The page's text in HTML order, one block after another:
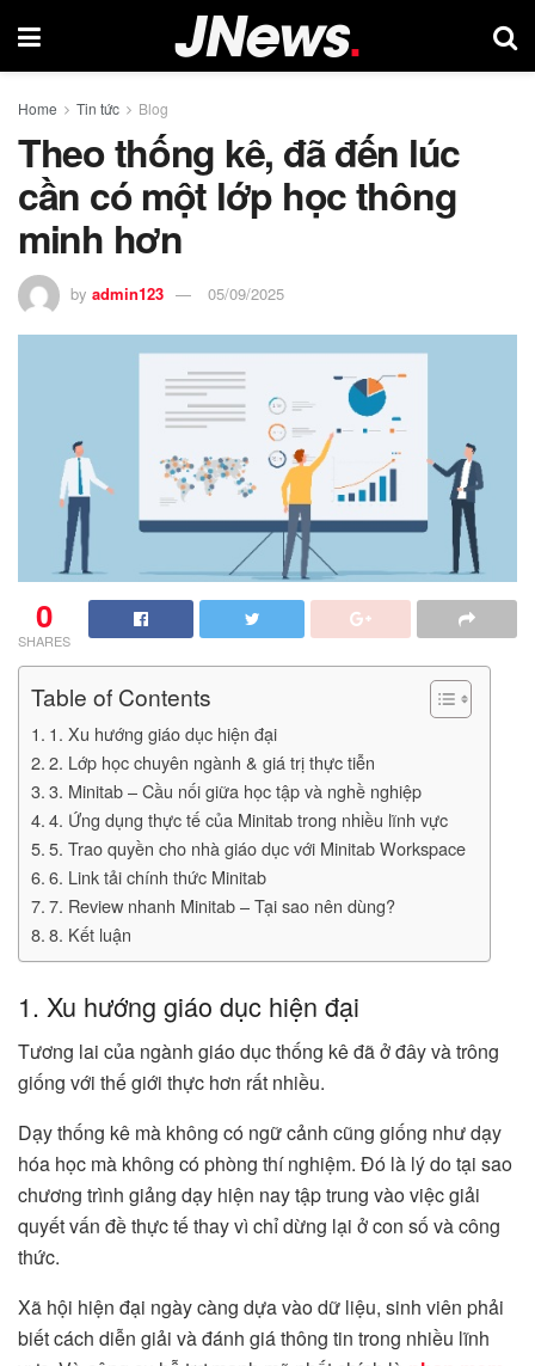
Home Tin tức Blog
Theo thống kê, đã đến lúc
cần có một lớp học thông
minh hơn
by admin123 05/09/2025
0
SHARES
Table of Contents
1. Xu hướng giáo dục hiện đại
2. Lớp học chuyên ngành & giá trị thực tiễn
3. Minitab – Cầu nối giữa học tập và nghề nghiệp
4. Ứng dụng thực tế của Minitab trong nhiều lĩnh vực
5. Trao quyền cho nhà giáo dục với Minitab Workspace
6. Link tải chính thức Minitab
7. Review nhanh Minitab – Tại sao nên dùng?
8. Kết luận
1. Xu hướng giáo dục hiện đại
Tương lai của ngành giáo dục thống kê đã ở đây và trông
giống với thế giới thực hơn rất nhiều.
Dạy thống kê mà không có ngữ cảnh cũng giống như dạy
hóa học mà không có phòng thí nghiệm. Đó là lý do tại sao
chương trình giảng dạy hiện nay tập trung vào việc giải
quyết vấn đề thực tế thay vì chỉ dừng lại ở con số và công
thức.
Xã hội hiện đại ngày càng dựa vào dữ liệu, sinh viên phải
biết cách diễn giải và đánh giá thông tin trong nhiều lĩnh